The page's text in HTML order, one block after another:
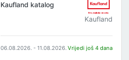
Kaufland katalog
Kaufland
06.08.2026. - 11.08.2026. Vrijedi još 4 dana